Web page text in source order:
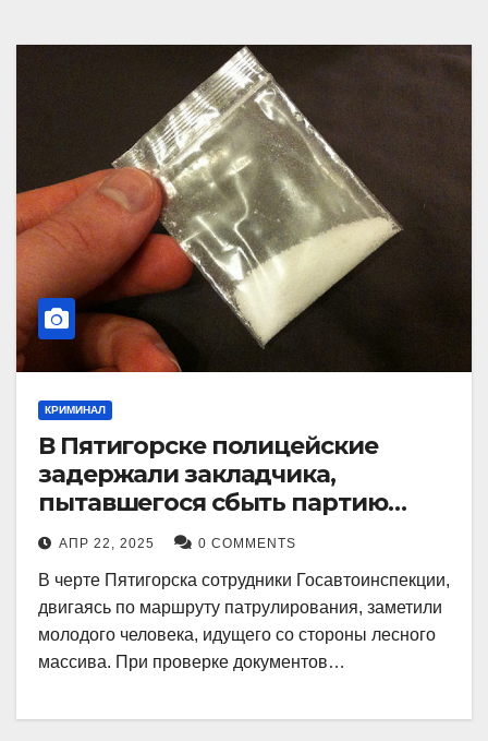
КРИМИНАЛ
В Пятигорске полицейские
задержали закладчика,
пытавшегося сбыть партию
синтетического наркотика
АПР 22, 2025 0 COMMENTS
В черте Пятигорска сотрудники Госавтоинспекции,
двигаясь по маршруту патрулирования, заметили
молодого человека, идущего со стороны лесного
массива. При проверке документов…